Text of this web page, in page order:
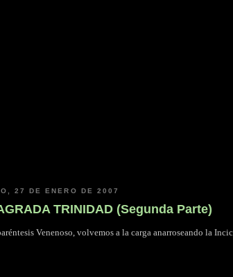
27 DE ENERO DE 2007
TRINIDAD (Segunda Parte)
Venenoso, volvemos a la carga anarroseando la